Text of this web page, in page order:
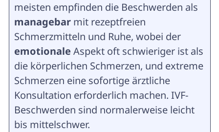
meisten empfinden die Beschwerden als
managebar mit rezeptfreien
Schmerzmitteln und Ruhe, wobei der
emotionale Aspekt oft schwieriger ist als
die körperlichen Schmerzen, und extreme
Schmerzen eine sofortige ärztliche
Konsultation erforderlich machen. IVF-
Beschwerden sind normalerweise leicht
bis mittelschwer.